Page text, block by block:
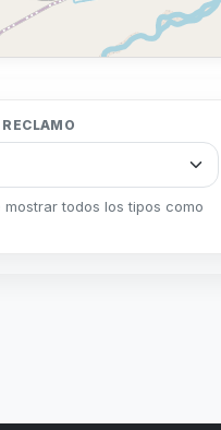
todos los tipos como